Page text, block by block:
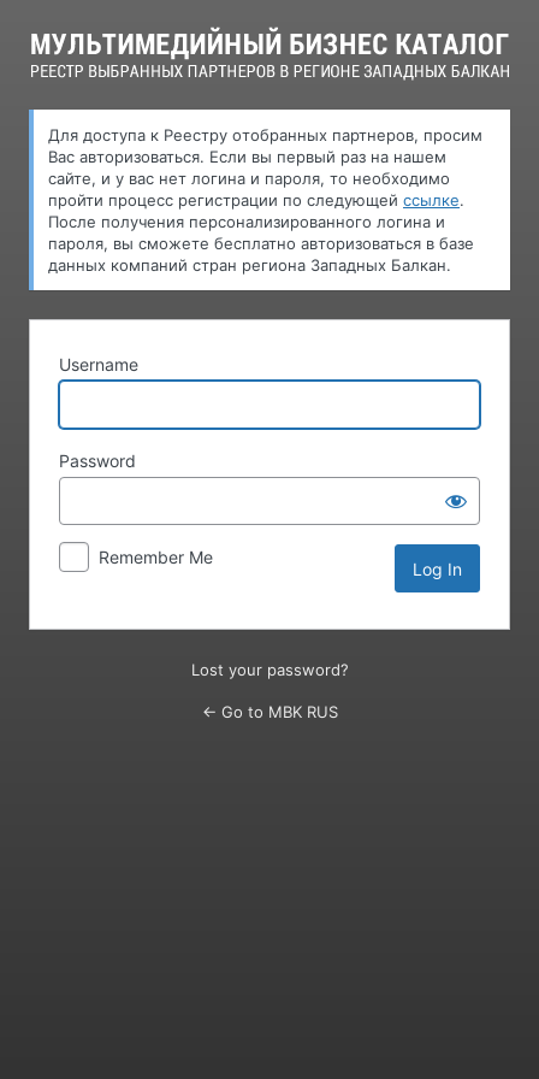
Для доступа к Pеестру oтобранных партнеров, просим
Вас авторизоваться. Если вы первый раз на нашем
сайте, и у вас нет логина и пароля, то необходимо
пройти процесс регистрации по следующей ссылке.
После получения персонализированного логина и
пароля, вы сможете бесплатно авторизоваться в базе
данных компаний стран региона Западных Балкан.
Username
Password
Remember Me
Lost your password?
← Go to MBK RUS